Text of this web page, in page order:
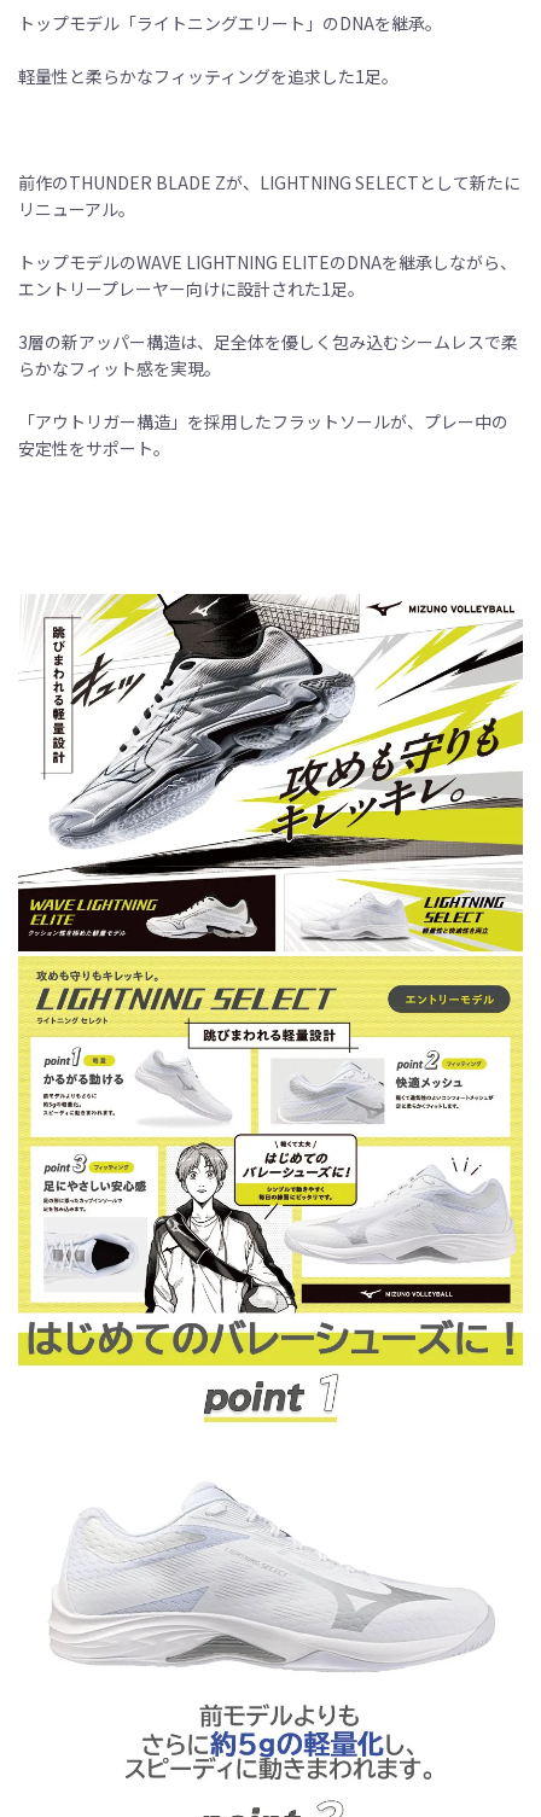
トップモデル「ライトニングエリート」のDNAを継承。
軽量性と柔らかなフィッティングを追求した1足。
前作のTHUNDER BLADE Zが、LIGHTNING SELECTとして新たに
リニューアル。
トップモデルのWAVE LIGHTNING ELITEのDNAを継承しながら、
エントリープレーヤー向けに設計された1足。
3層の新アッパー構造は、足全体を優しく包み込むシームレスで柔
らかなフィット感を実現。
「アウトリガー構造」を採用したフラットソールが、プレー中の
安定性をサポート。